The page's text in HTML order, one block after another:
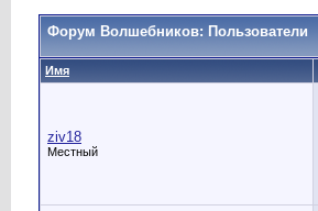
Форум Волшебников: Пользователи
Имя
ziv18
Местный